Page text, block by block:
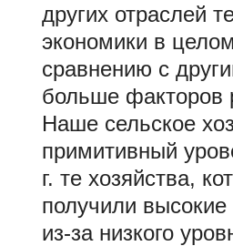
других отраслей
экономики в
сравнению с
больше факторов
Наше сельское
примитивный
г. те хозяйства,
получили высокие
из-за низкого